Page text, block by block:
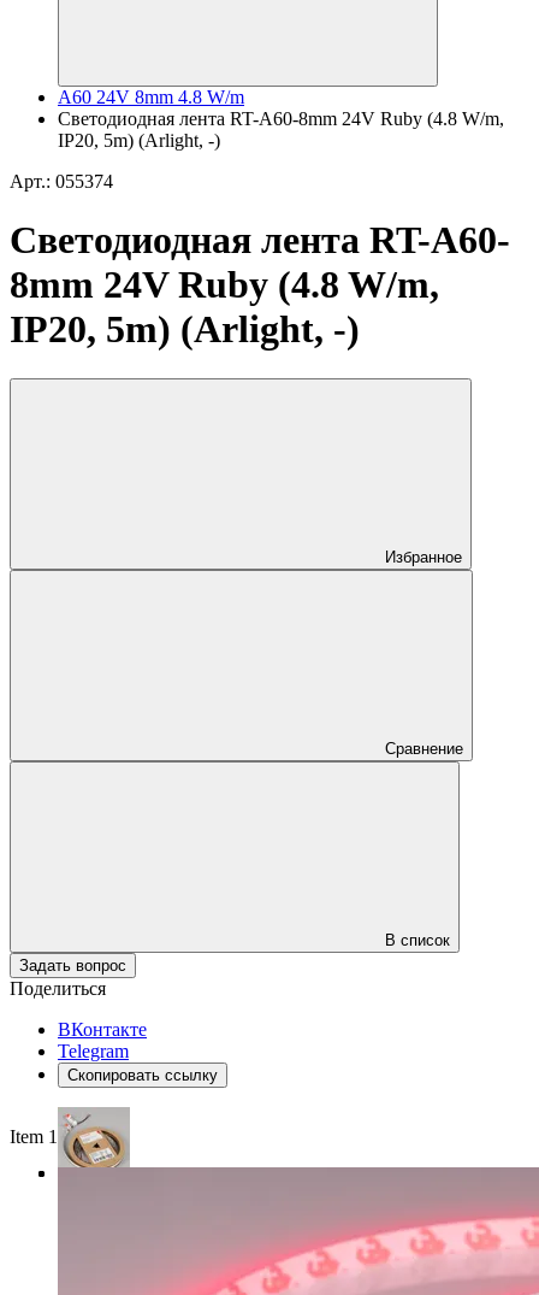
A60 24V 8mm 4.8 W/m
Светодиодная лента RT-A60-8mm 24V Ruby (4.8 W/m,
IP20, 5m) (Arlight, -)
Арт.: 055374
Светодиодная лента RT-A60-
8mm 24V Ruby (4.8 W/m,
IP20, 5m) (Arlight, -)
Избранное
Сравнение
В список
Задать вопрос
Поделиться
ВКонтакте
Telegram
Скопировать ссылку
Item 1 of 3